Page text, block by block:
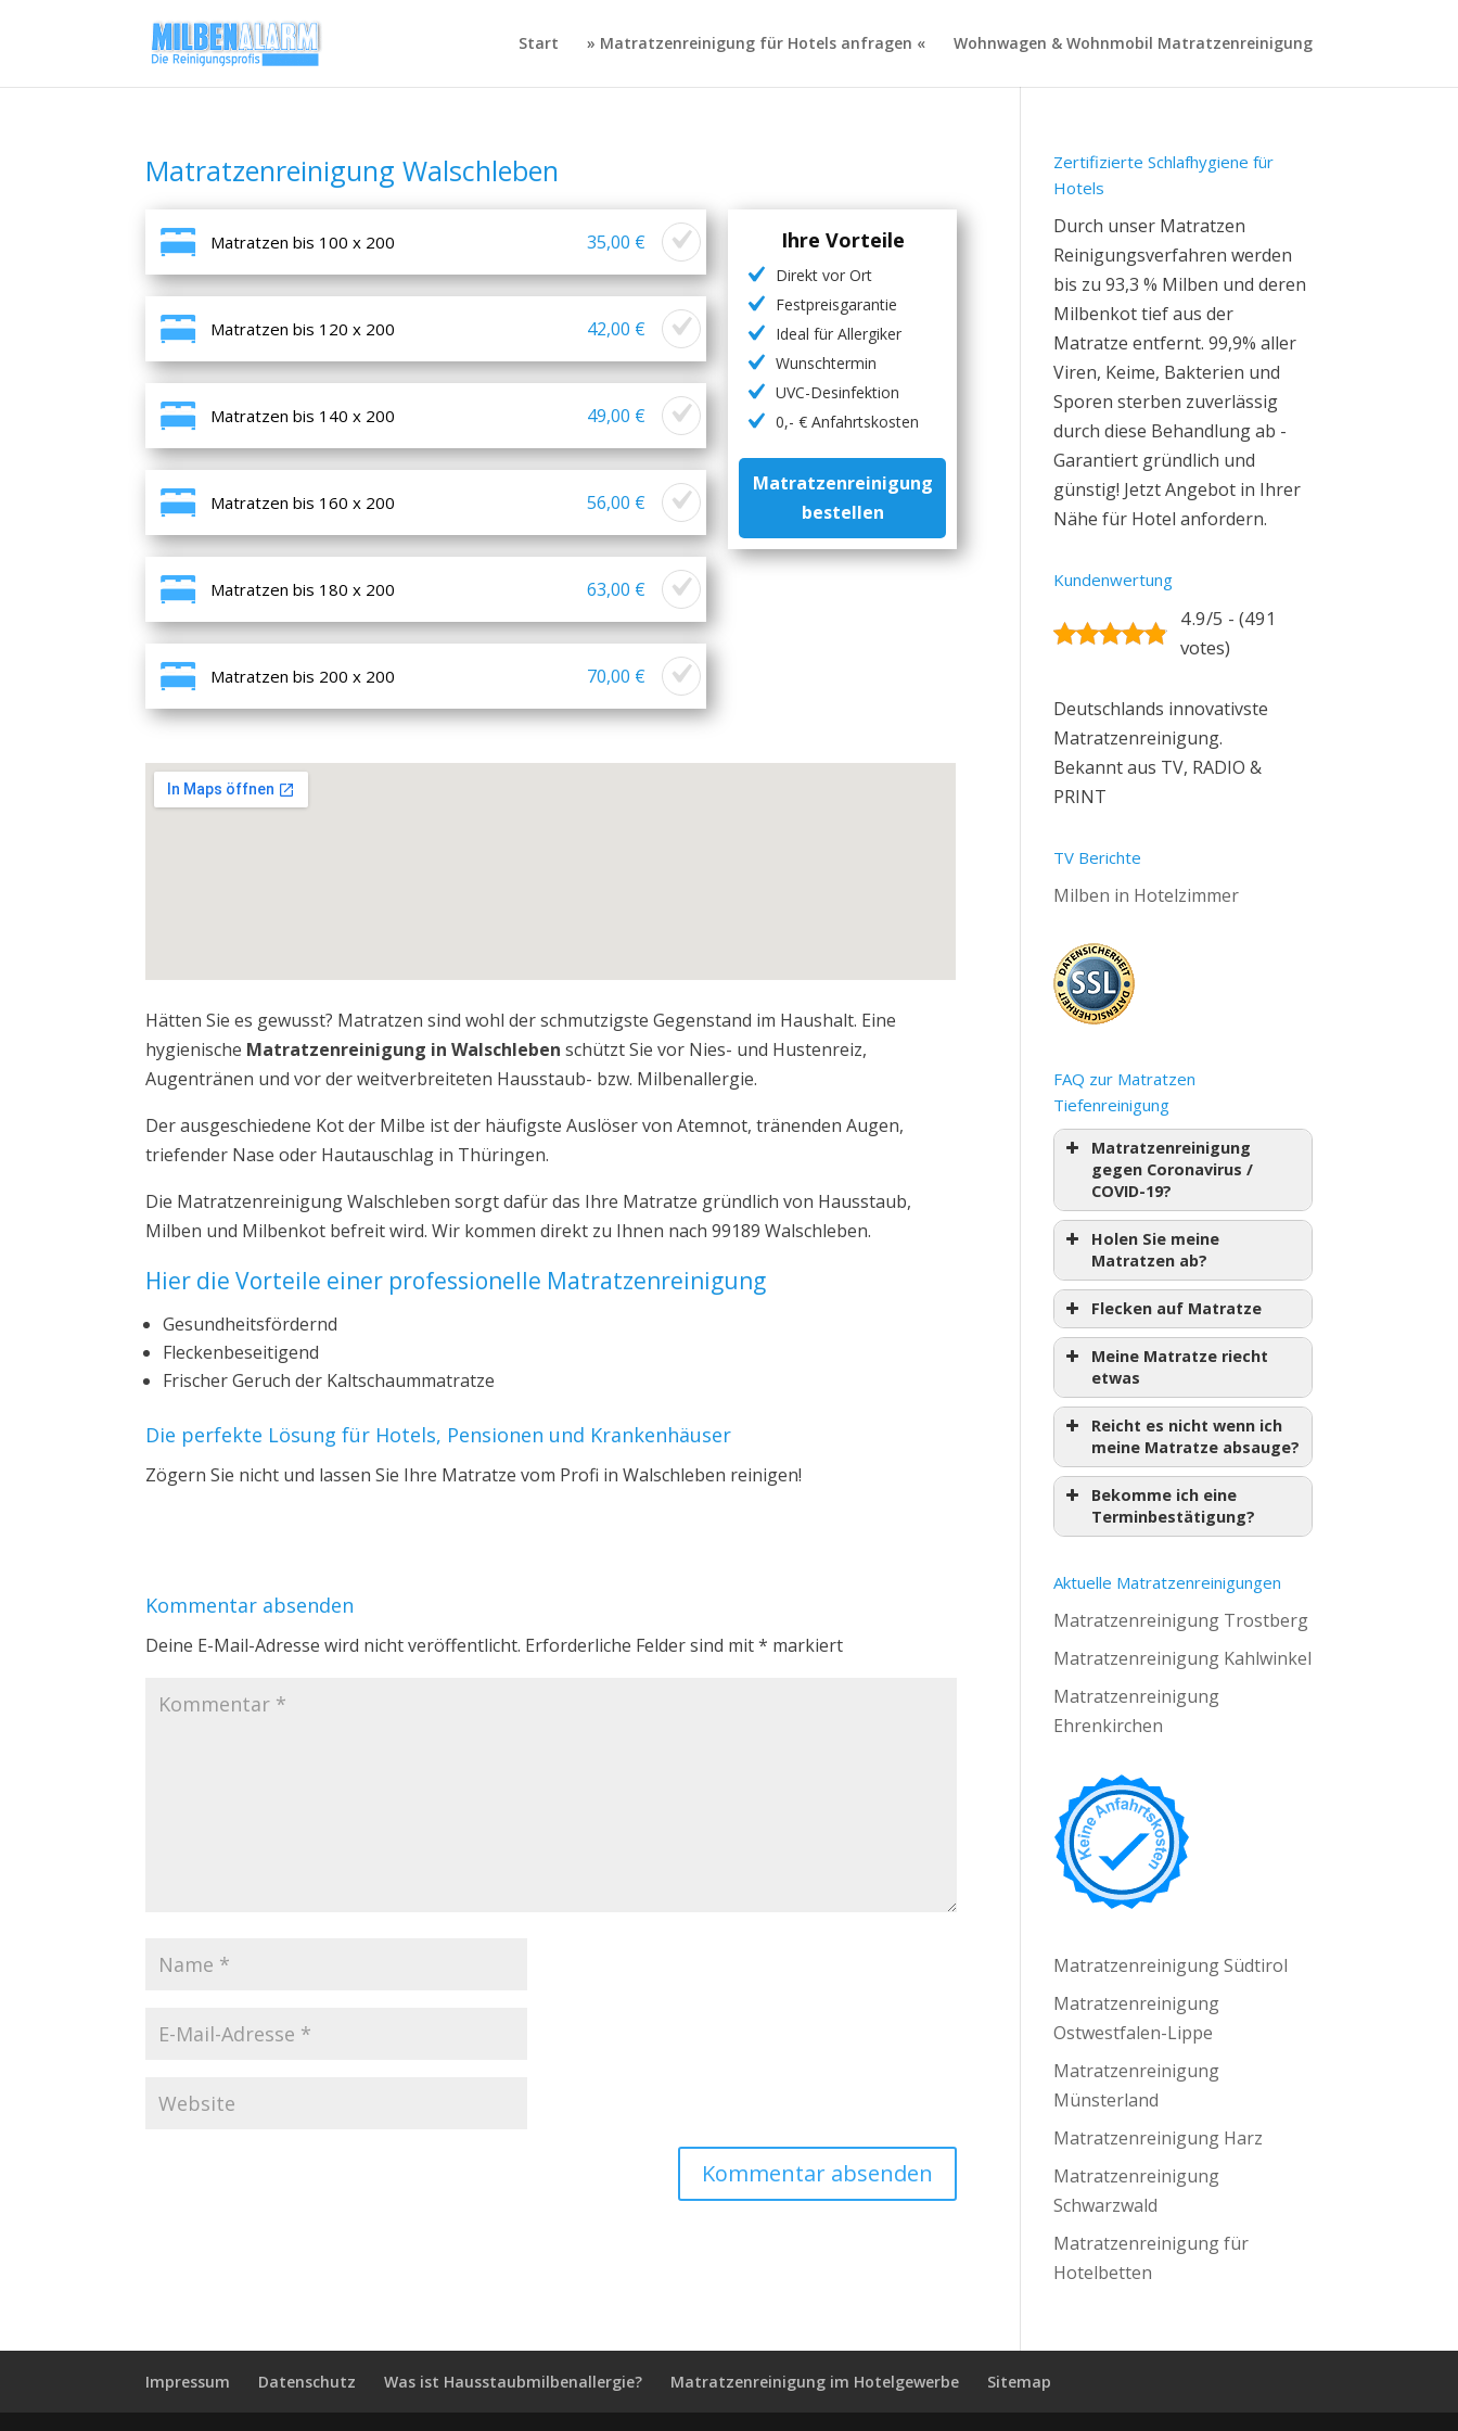
Start » Matratzenreinigung für Hotels anfragen « Wohnwagen & Wohnmobil Matratzenreinigung
Matratzenreinigung Walschleben
Matratzen bis 100 x 200 35,00 €
Matratzen bis 120 x 200 42,00 €
Matratzen bis 140 x 200 49,00 €
Matratzen bis 160 x 200 56,00 €
Matratzen bis 180 x 200 63,00 €
Matratzen bis 200 x 200 70,00 €
Ihre Vorteile
Direkt vor Ort
Festpreisgarantie
Ideal für Allergiker
Wunschtermin
UVC-Desinfektion
0,- € Anfahrtskosten
Matratzenreinigung
bestellen
Hätten Sie es gewusst? Matratzen sind wohl der schmutzigste Gegenstand im Haushalt. Eine
hygienische Matratzenreinigung in Walschleben schützt Sie vor Nies- und Hustenreiz,
Augentränen und vor der weitverbreiteten Hausstaub- bzw. Milbenallergie.
Der ausgeschiedene Kot der Milbe ist der häufigste Auslöser von Atemnot, tränenden Augen,
triefender Nase oder Hautauschlag in Thüringen.
Die Matratzenreinigung Walschleben sorgt dafür das Ihre Matratze gründlich von Hausstaub,
Milben und Milbenkot befreit wird. Wir kommen direkt zu Ihnen nach 99189 Walschleben.
Hier die Vorteile einer professionelle Matratzenreinigung
Gesundheitsfördernd
Fleckenbeseitigend
Frischer Geruch der Kaltschaummatratze
Die perfekte Lösung für Hotels, Pensionen und Krankenhäuser
Zögern Sie nicht und lassen Sie Ihre Matratze vom Profi in Walschleben reinigen!
Kommentar absenden
Deine E-Mail-Adresse wird nicht veröffentlicht. Erforderliche Felder sind mit* markiert
Zertifizierte Schlafhygiene für
Hotels
Durch unser Matratzen
Reinigungsverfahren werden
bis zu 93,3 % Milben und deren
Milbenkot tief aus der
Matratze entfernt. 99,9% aller
Viren, Keime, Bakterien und
Sporen sterben zuverlässig
durch diese Behandlung ab -
Garantiert gründlich und
günstig! Jetzt Angebot in Ihrer
Nähe für Hotel anfordern.
Kundenwertung
4.9/5 - (491
votes)
Deutschlands innovativste
Matratzenreinigung.
Bekannt aus TV, RADIO &
PRINT
TV Berichte
Milben in Hotelzimmer
FAQ zur Matratzen
Tiefenreinigung
Matratzenreinigung
gegen Coronavirus /
COVID-19?
Holen Sie meine
Matratzen ab?
Flecken auf Matratze
Meine Matratze riecht
etwas
Reicht es nicht wenn ich
meine Matratze absauge?
Bekomme ich eine
Terminbestätigung?
Aktuelle Matratzenreinigungen
Matratzenreinigung Trostberg
Matratzenreinigung Kahlwinkel
Matratzenreinigung
Ehrenkirchen
Matratzenreinigung Südtirol
Matratzenreinigung
Ostwestfalen-Lippe
Matratzenreinigung
Münsterland
Matratzenreinigung Harz
Matratzenreinigung
Schwarzwald
Matratzenreinigung für
Hotelbetten
Impressum Datenschutz Was ist Hausstaubmilbenallergie? Matratzenreinigung im Hotelgewerbe Sitemap